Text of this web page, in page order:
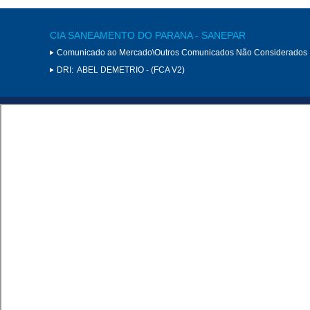
CIA SANEAMENTO DO PARANA - SANEPAR
Comunicado ao Mercado\Outros Comunicados Não Considerados
DRI: ABEL DEMETRIO - (FCA V2)